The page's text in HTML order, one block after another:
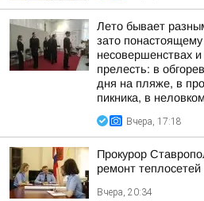
Лето бывает
зато
несовершенствах и
прелесть: в
дня на пляже, в
пикника, в
Вчера, 17:18
Прокурор
ремонт
Вчера, 20:34